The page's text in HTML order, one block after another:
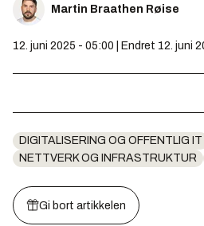
Martin Braathen Røise
12. juni 2025 - 05:00 | Endret 12. juni
DIGITALISERING OG OFFENTLIG IT
NETTVERK OG INFRASTRUKTUR
Gi bort artikkelen